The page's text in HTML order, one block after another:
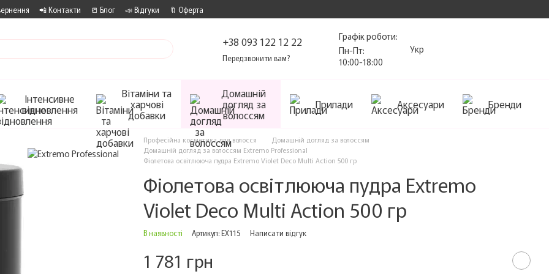
📲 Контакти 📒 Блог 📣 Відгуки 🔖 Оферта
+38 093 122 12 22
Передзвонити вам?
Графік роботи:
Пн-Пт:
10:00-18:00
Укр
Інтенсивне
відновлення
Вітаміни та
харчові
добавки
Домашній
догляд за
волоссям
Прилади Аксесуари Бренди
Професійна косметика для волосся
Домашній догляд за волоссям
Домашній догляд за волоссям Extremo Professional
Фіолетова освітлююча пудра Extremo Violet Deco Multi Action 500 гр
Фіолетова освітлююча пудра Extremo
Violet Deco Multi Action 500 гр
В наявності Артикул: EX115 Написати відгук
1 781 грн